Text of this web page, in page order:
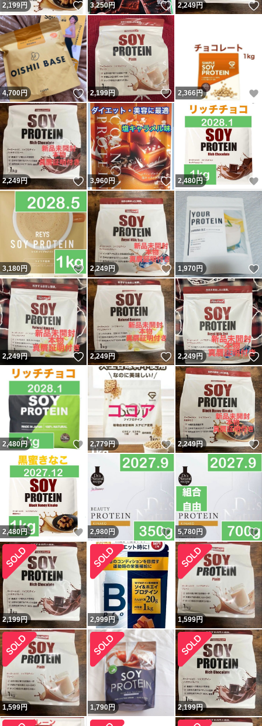
2,199円 いいね！
3,250円 いいね！
2,249円
4,700円 いいね！
2,199円 いいね！
2,366 円
2,249円 いいね！
3,960円 いいね！
2,480円
3,180円 いいね！
2,249円 いいね！
1,970円
2,249円 いいね！
2,249円 いいね！
2,249円
2,480円 いいね！
2,779円 いいね！
2,249円
2,480円 いいね！
2,980 円 いいね！
5,780 円
2,199円 2,999円 1,599円
1,599円 1,790円 2,199円